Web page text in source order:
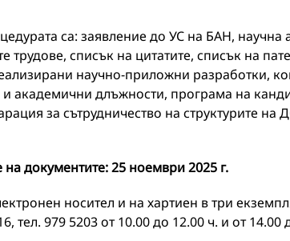
са: заявление до УС на БАН,
трудове, списък на цитатите, списък на
научно-приложни разработки,
академични длъжности, програма на
за сътрудничество на структурите на
документите:25 ноември 2025 г.
носител и на хартиен в три
тел. 979 5203 от 10.00 до 12.00 ч. и от 14.00